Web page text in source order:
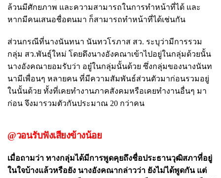
ล้วนมีศักยภาพ และความสามารถในการทำหน้าที่ได้ และ
หากมีคนเสนอชื่อตนมา ก็สามารถทำหน้าที่ได้เช่นกัน
ส่วนกรณีที่นางนันทนา นันทวโรภาส สว. ระบุว่ามีการรวม
กลุ่ม สว.พันธ์ุใหม่ โดยดึงนางอังคณาเข้าไปอยู่ในกลุ่มด้วยนั้น
นางอังคณายอมรับว่า อยู๋ในกลุ่มนั้นด้วย ซึ่งกลุ่มของนางนันท
นามีเพื่อนๆ หลายคน ที่มีความสัมพันธ์ส่วนตัวมาก่อนรวมอยู่
ในนั้นด้วย ทั้งที่เคยทำงานภาคสังคมหรือเคยทำงานอื่นๆ มา
ก่อน จึงมารวมตัวกันประมาณ 20 กว่าคน
@วอนรับฟังเสียงข้างน้อย
เมื่อถามว่า ทางกลุ่มได้มีการพูดคุยถึงชื่อประธานวุฒิสภาที่อยู่
ในใจบ้างแล้วหรือยัง นางอังคณากล่าวว่า ยังไม่ได้พูดกัน แต่